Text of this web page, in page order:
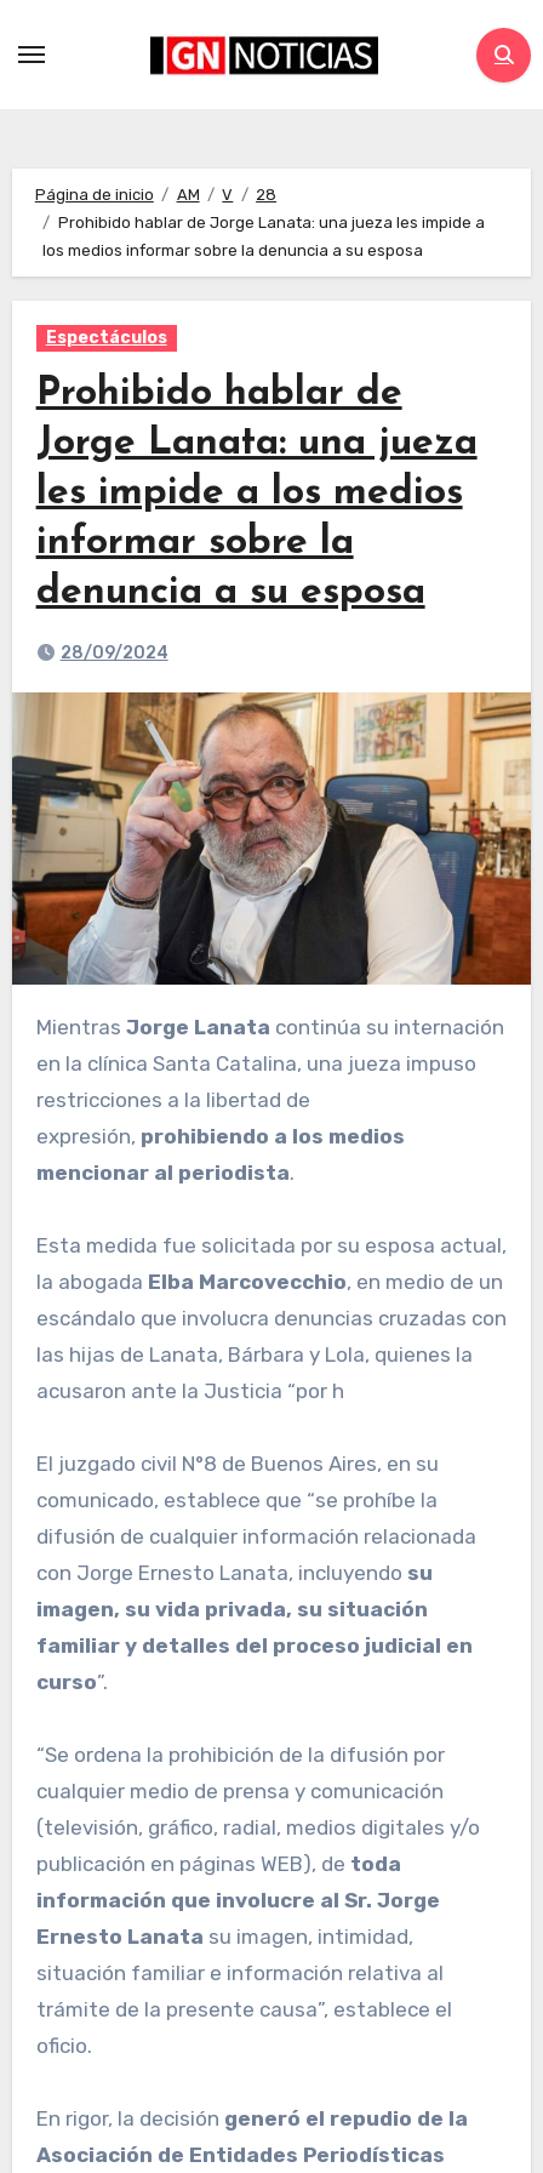
Página de inicio AM V
28
Prohibido hablar de Jorge Lanata: una jueza les impide a
los medios informar sobre la denuncia a su esposa
Espectáculos
Prohibido hablar de
Jorge Lanata: una jueza
les impide a los medios
informar sobre la
denuncia a su esposa
28/09/2024
Mientras Jorge Lanata continúa su internación
en la clínica Santa Catalina, una jueza impuso
restricciones a la libertad de
expresión, prohibiendo a los medios
mencionar al periodista.
Esta medida fue solicitada por su esposa actual,
la abogada Elba Marcovecchio, en medio de un
escándalo que involucra denuncias cruzadas con
las hijas de Lanata, Bárbara y Lola, quienes la
acusaron ante la Justicia “por h
El juzgado civil N°8 de Buenos Aires, en su
comunicado, establece que “se prohíbe la
difusión de cualquier información relacionada
con Jorge Ernesto Lanata, incluyendo su
imagen, su vida privada, su situación
familiar y detalles del proceso judicial en
curso”.
“Se ordena la prohibición de la difusión por
cualquier medio de prensa y comunicación
(televisión, gráfico, radial, medios digitales y/o
publicación en páginas WEB), de toda
información que involucre al Sr. Jorge
Ernesto Lanata su imagen, intimidad,
situación familiar e información relativa al
trámite de la presente causa”, establece el
oficio.
En rigor, la decisión generó el repudio de la
Asociación de Entidades Periodísticas